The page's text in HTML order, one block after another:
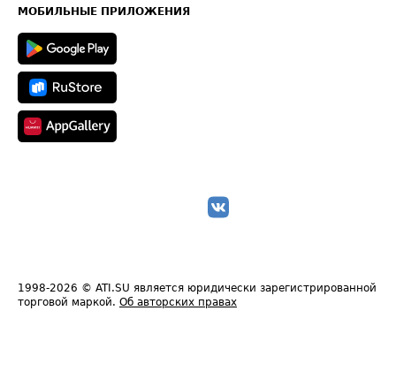
Техническая информация
МОБИЛЬНЫЕ ПРИЛОЖЕНИЯ
1998-2026 © ATI.SU является юридически зарегистрированной
торговой маркой. Об авторских правах